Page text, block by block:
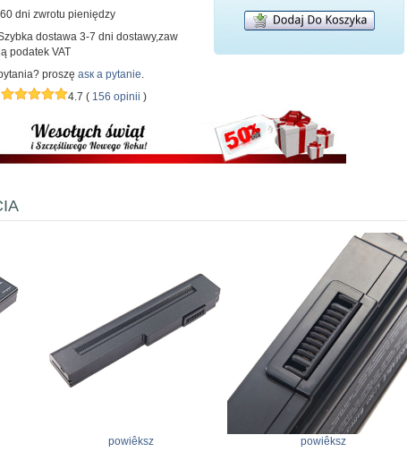
60 dni zwrotu pieniędzy
dostawa 3-7 dni dostawy,zaw
podatek VAT
proszę аsк а pytanie.
4.7 ( 156 opinii )
powiêksz powiêksz